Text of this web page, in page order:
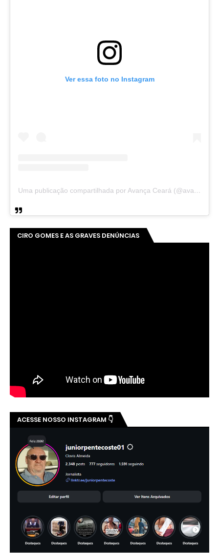
Ver essa foto no Instagram
Uma publicação compartilhada por Avança Ceará (@avancaceara)
CIRO GOMES E AS GRAVES DENÚNCIAS
ACESSE NOSSO INSTAGRAM 👇